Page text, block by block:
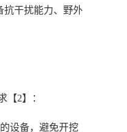
抗干扰能力、野外
2】：
设备，避免开挖